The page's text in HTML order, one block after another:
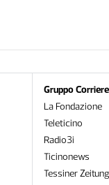
Gruppo
La Fondazione
Teleticino
Radio3i
Ticinonews
Tessiner Zeitung